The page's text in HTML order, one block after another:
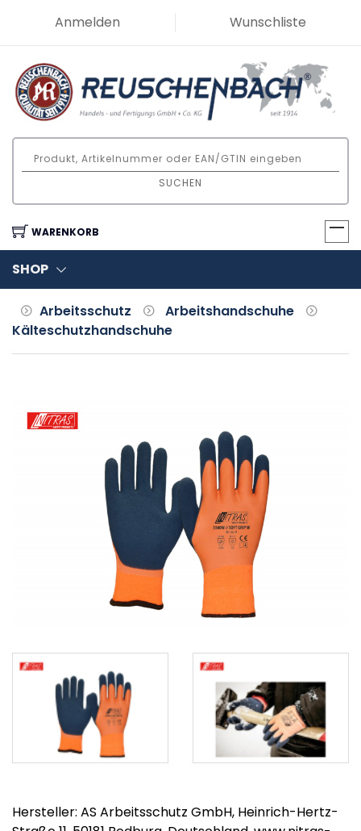
Anmelden Wunschliste
SUCHEN
WARENKORB
SHOP
Arbeitsschutz
Arbeitshandschuhe
Kälteschutzhandschuhe
Hersteller: AS Arbeitsschutz GmbH, Heinrich-Hertz-